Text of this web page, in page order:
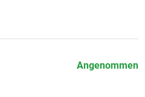
Angenommen